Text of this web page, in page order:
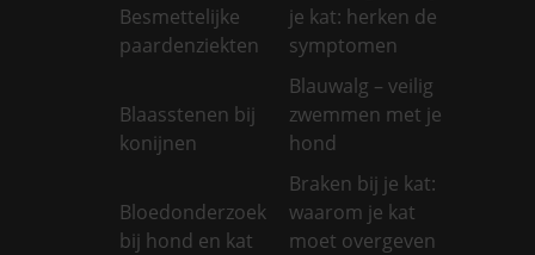
Besmettelijke
paardenziekten
je kat: herken de
symptomen
Blaasstenen bij
konijnen
Blauwalg – veilig
zwemmen met je
hond
Bloedonderzoek
bij hond en kat
Braken bij je kat:
waarom je kat
moet overgeven